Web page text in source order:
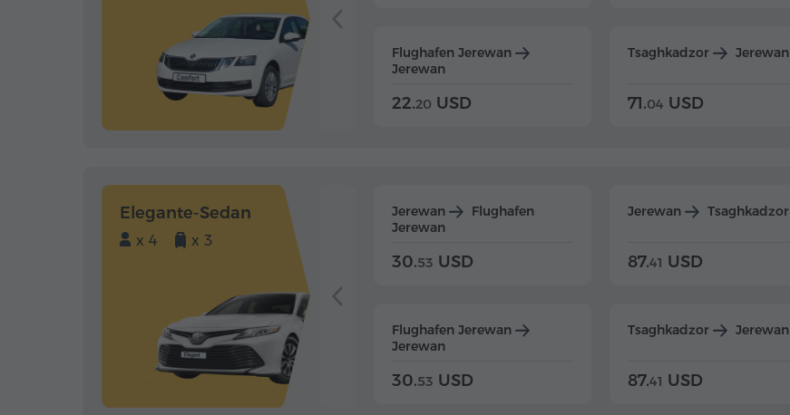
Flughafen Jerewan
Jerewan
22.20 USD
Tsaghkadzor Jerewan
71.04 USD
Elegante-Sedan
x 4 x 3
Jerewan
Flughafen
Jerewan
30.53 USD
Flughafen Jerewan
Jerewan
30.53 USD
Jerewan Tsaghkadzor
87.41 USD
Tsaghkadzor Jerewan
87.41 USD